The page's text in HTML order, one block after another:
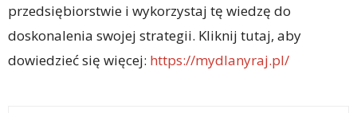
przedsiębiorstwie i wykorzystaj tę wiedzę do
doskonalenia swojej strategii. Kliknij tutaj, aby
dowiedzieć się więcej: https://mydlanyraj.pl/